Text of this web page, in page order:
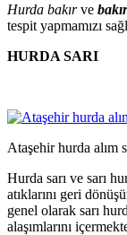
Hurda bakırve
tespit yapmamızı
HURDA SARI
Ataşehir hurda alım
Hurda sarı ve sarı
atıklarını geri
genel olarak sarı
alaşımlarını